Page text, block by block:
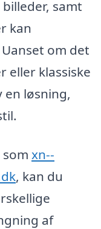
samt
kan
om det
eller klassiske
en løsning,
xn--
, kan du
af